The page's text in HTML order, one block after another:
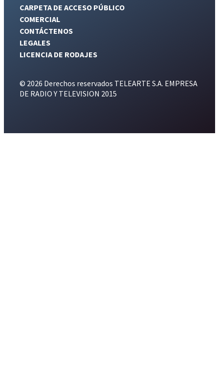
CARPETA DE ACCESO PÚBLICO
COMERCIAL
CONTÁCTENOS
LEGALES
LICENCIA DE RODAJES
© 2026 Derechos reservados TELEARTE S.A. EMPRESA
DE RADIO Y TELEVISION 2015